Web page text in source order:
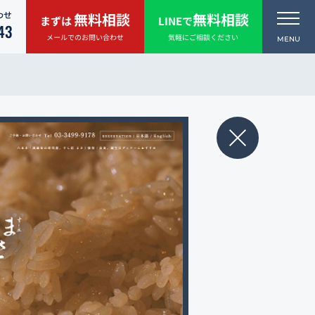
せ まずは無料相談
メールでのお問い合わせ
LINEで無料相談
気軽にご相談ください